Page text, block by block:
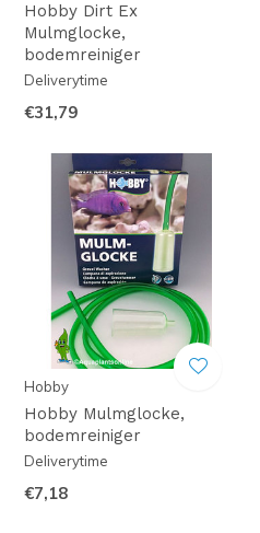
Hobby Dirt Ex
Mulmglocke,
bodemreiniger
Deliverytime
€31,79
Hobby
Hobby Mulmglocke,
bodemreiniger
Deliverytime
€7,18